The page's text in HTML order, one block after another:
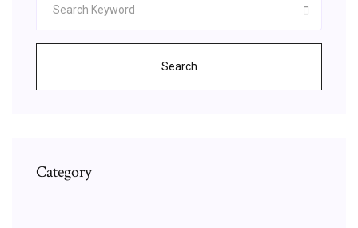
Search
Category